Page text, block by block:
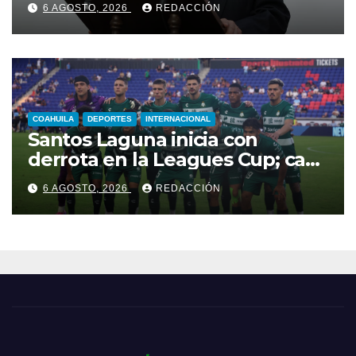
6 AGOSTO, 2026 REDACCIÓN
COAHUILA DEPORTES INTERNACIONAL
Santos Laguna inicia con
derrota en la Leagues Cup; cae
2-0 ante New York City FC
6 AGOSTO, 2026 REDACCIÓN